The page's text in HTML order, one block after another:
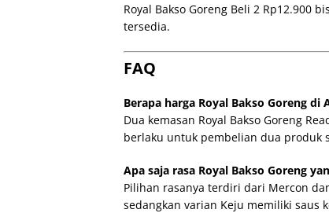
Royal Bakso Goreng Beli 2 Rp12.900
tersedia.
FAQ
Berapa harga Royal Bakso Goreng di
Dua kemasan Royal Bakso Goreng
berlaku untuk pembelian dua produk
Apa saja rasa Royal Bakso Goreng
Pilihan rasanya terdiri dari Mercon
sedangkan varian Keju memiliki saus